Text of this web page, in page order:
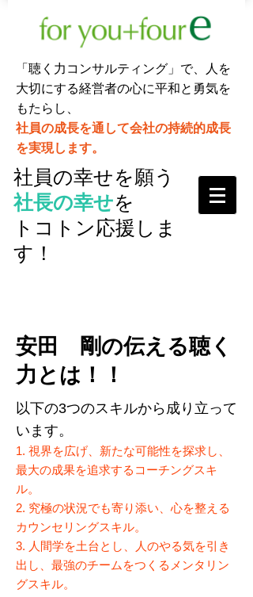
社員の幸せを願う
社長の幸せを
トコトン応援しま
す！
「聴く力コンサルティング」で、人を
大切にする経営者の心に平和と勇気を
もたらし、
社員の成長を通して会社の持続的成長
を実現します。
安田 剛の伝える聴く
力とは！！
以下の3つのスキルから成り立って
います。
1. 視界を広げ、新たな可能性を探求し、
最大の成果を追求するコーチングスキ
ル。
2. 究極の状況でも寄り添い、心を整える
カウンセリングスキル。
3. 人間学を土台とし、人のやる気を引き
出し、最強のチームをつくるメンタリン
グスキル。